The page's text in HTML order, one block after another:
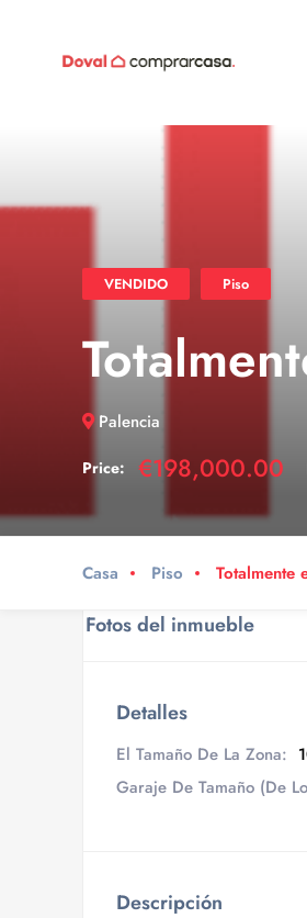
VENDIDO Piso
Palencia
Price: €198,000.00
Casa Piso
Fotos del inmueble
Detalles
El Tamaño De La Zona:
Garaje De Tamaño (De
Descripción